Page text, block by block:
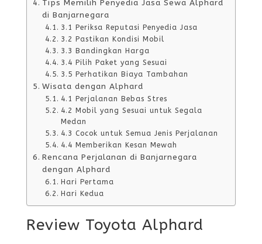
Tips Memilih Penyedia Jasa Sewa Alphard
di Banjarnegara
3.1 Periksa Reputasi Penyedia Jasa
3.2 Pastikan Kondisi Mobil
3.3 Bandingkan Harga
3.4 Pilih Paket yang Sesuai
3.5 Perhatikan Biaya Tambahan
Wisata dengan Alphard
4.1 Perjalanan Bebas Stres
4.2 Mobil yang Sesuai untuk Segala
Medan
4.3 Cocok untuk Semua Jenis Perjalanan
4.4 Memberikan Kesan Mewah
Rencana Perjalanan di Banjarnegara
dengan Alphard
Hari Pertama
Hari Kedua
Review Toyota Alphard